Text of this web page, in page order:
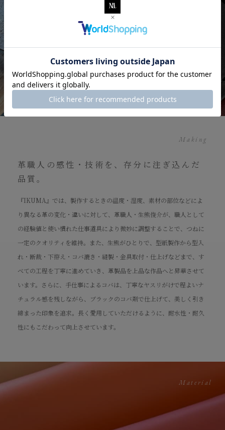
Making
革職人の感性・技術を、存分に注ぎ込んだ
品質。
『IKUMA』では、製作するときの温度・湿度、素材の部位などによ
り異なる革の変化・違いに対して、革職人・生熊俊介が、職人として
の経験値と使い慣れた仕事道具により微妙に調整することで、つねに
一定のクオリティを維持。また、生熊がひとりで、型紙製作から型入
れ・断裁・下拵え・コバ漉き・縫製・金具取付・仕上げなどまで、す
べての工程を丁寧に進めていき、革製品を上品な作品へと昇華させて
います。さらに、手仕事によるコバは、丁寧なヤスリがけで程よいナ
チュラル感を残しながら、ブラックのコバ剤で仕上げて、美しく引き
締まった印象を追求。長く愛用していただけるように、耐水性・耐久
性にもこだわって向上させています。
Material